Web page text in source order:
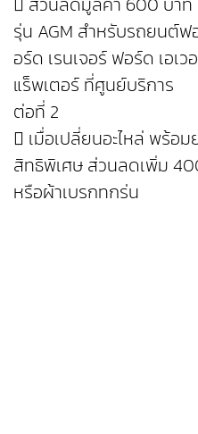
รุ่น AGM สำหรับรถยนต์ฟ
อร์ด เรนเจอร์ ฟอร์ด เอเ
แร็พเตอร์ ที่ศูนย์บริการ
ต่อที่ 2
 เมื่อเปลี่ยนอะไหล่ พร้อ
สิทธิพิเศษ ส่วนลดเพิ่ม
หรือผ้าเบรกทุกรุ่น